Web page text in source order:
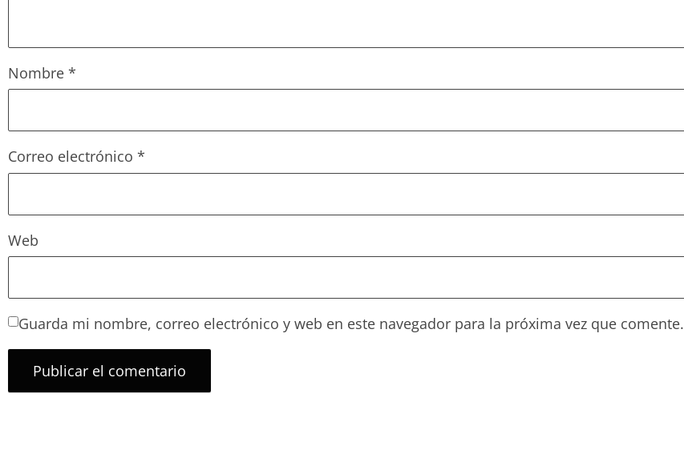
Nombre *
Correo electrónico *
Web
Guarda mi nombre, correo electrónico y web en este navegador para la próxima vez que comente.